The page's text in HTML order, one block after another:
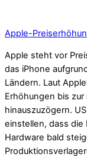
Apple-
Apple steht vor
das iPhone
Ländern. Laut
Erhöhungen bis
hinauszuzögern.
einstellen, dass die
Hardware bald